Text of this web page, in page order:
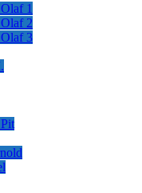
1
2
3